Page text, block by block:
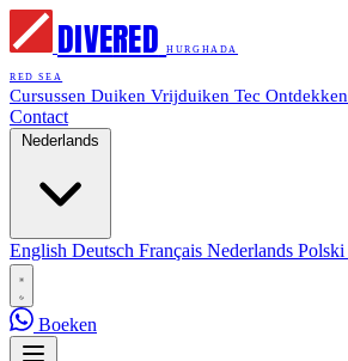
DIVERED HURGHADA
RED SEA
Cursussen Duiken Vrijduiken Tec Ontdekken
Contact
Nederlands
English Deutsch Français Nederlands Polski
Boeken